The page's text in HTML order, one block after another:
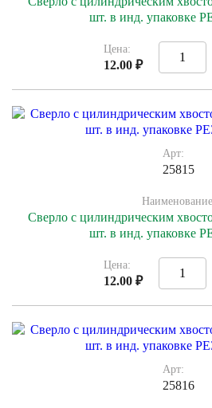
шт. в инд. упаковке
Цена:
12.00 ₽
Арт:
25815
Сверло с цилиндрическим
шт. в инд. упаковке
Цена:
12.00 ₽
Арт:
25816